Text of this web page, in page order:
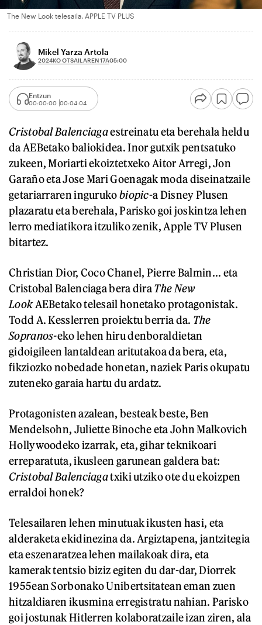
The New Look telesaila. APPLE TV PLUS
Mikel Yarza Artola
2024KO OTSAILAREN 17A05:00
Entzun
00:00:00 00:04:04
Cristobal Balenciagaestreinatu eta berehala heldu
da AEBetako baliokidea. Inor gutxik pentsatuko
zukeen, Moriarti ekoiztetxeko Aitor Arregi, Jon
Garaño eta Jose Mari Goenagak moda diseinatzaile
getariarraren ingurukobiopic-a Disney Plusen
plazaratu eta berehala, Parisko goi joskintza lehen
lerro mediatikora itzuliko zenik, Apple TV Plusen
bitartez.
Christian Dior, Coco Chanel, Pierre Balmin... eta
Cristobal Balenciaga bera diraThe New
LookAEBetako telesail honetako protagonistak.
Todd A. Kesslerren proiektu berria da. The
Sopranos-eko lehen hiru denboraldietan
gidoigileen lantaldean aritutakoa da bera, eta,
fikziozko nobedade honetan, naziek Paris okupatu
zuteneko garaia hartu du ardatz.
Protagonisten azalean, besteak beste, Ben
Mendelsohn, Juliette Binoche eta John Malkovich
Hollywoodeko izarrak, eta, gihar teknikoari
erreparatuta, ikusleen garunean galdera bat:
Cristobal Balenciagatxiki utziko ote du ekoizpen
erraldoi honek?
Telesailaren lehen minutuak ikusten hasi, eta
alderaketa ekidinezina da. Argiztapena, jantzitegia
eta eszenaratzea lehen mailakoak dira, eta
kamerak tentsio biziz egiten du dar-dar, Diorrek
1955ean Sorbonako Unibertsitatean eman zuen
hitzaldiaren ikusmina erregistratu nahian. Parisko
goi jostunak Hitlerren kolaboratzaile izan ziren, ala